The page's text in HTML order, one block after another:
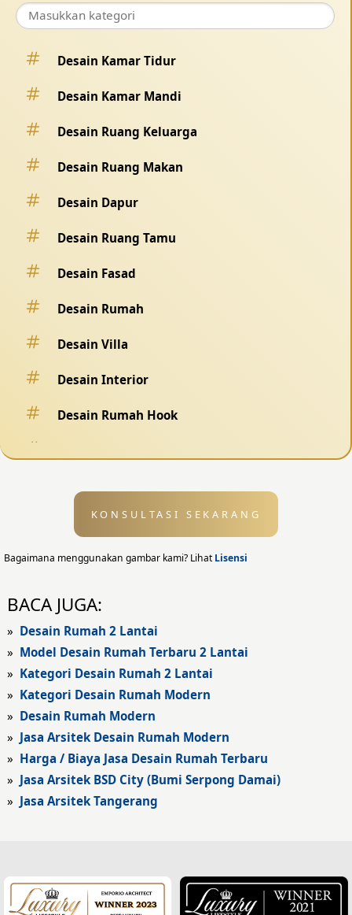
Desain Kamar Tidur
Desain Kamar Mandi
Desain Ruang Keluarga
Desain Ruang Makan
Desain Dapur
Desain Ruang Tamu
Desain Fasad
Desain Rumah
Desain Villa
Desain Interior
Desain Rumah Hook
Desain Eksterior
Desain Eksterior Rumah
Desain Rumah Modern
Fasad Rumah Modern
Fasad Kantor
Fasad Hotel
Fasad Rumah Klasik
Desain Rumah Mediteran
Fasad Rumah Mediteran
KONSULTASI SEKARANG
Bagaimana menggunakan gambar kami? LihatLisensi
BACA JUGA:
» Desain Rumah 2 Lantai
» Model Desain Rumah Terbaru 2 Lantai
» Kategori Desain Rumah 2 Lantai
» Kategori Desain Rumah Modern
» Desain Rumah Modern
» Jasa Arsitek Desain Rumah Modern
» Harga / Biaya Jasa Desain Rumah Terbaru
» Jasa Arsitek BSD City (Bumi Serpong Damai)
» Jasa Arsitek Tangerang